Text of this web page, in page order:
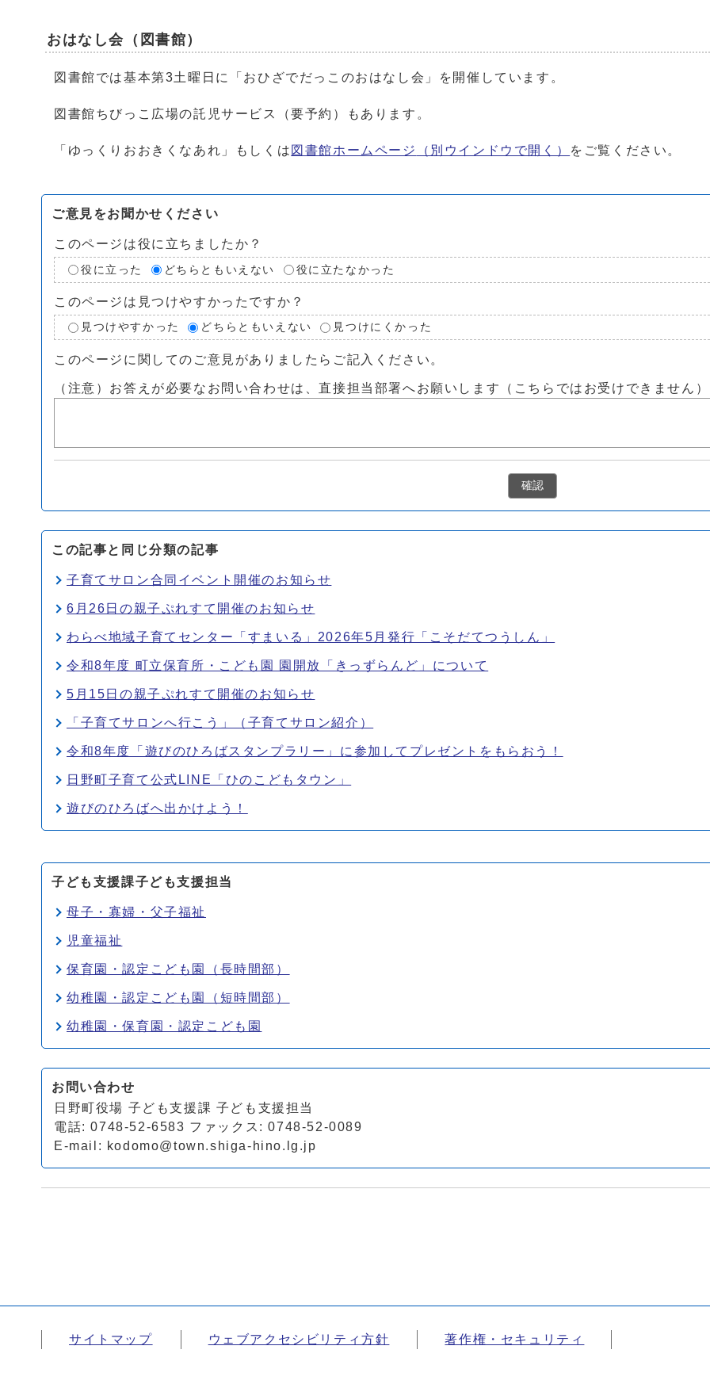
おはなし会（図書館）
図書館では基本第3土曜日に「おひざでだっこのおはなし会」を開催しています。
図書館ちびっこ広場の託児サービス（要予約）もあります。
「ゆっくりおおきくなあれ」もしくは 図書館ホームページ （別ウインドウで開く） をご覧ください。
ご意見をお聞かせください
このページは役に立ちましたか？
役に立った どちらともいえない 役に立たなかった
このページは見つけやすかったですか？
見つけやすかった どちらともいえない 見つけにくかった
このページに関してのご意見がありましたらご記入ください。
（注意）お答えが必要なお問い合わせは、直接担当部署へお願いします（こちらではお受けできません
確認
この記事と同じ分類の記事
子育てサロン合同イベント開催のお知らせ
6月26日の親子ぷれすて開催のお知らせ
わらべ地域子育てセンター「すまいる」2026年5月発行「こそだてつうしん」
令和8年度 町立保育所・こども園 園開放「きっずらんど」について
5月15日の親子ぷれすて開催のお知らせ
「子育てサロンへ行こう」（子育てサロン紹介）
令和8年度「遊びのひろばスタンプラリー」に参加してプレゼントをもらおう！
日野町子育て公式LINE「ひのこどもタウン」
遊びのひろばへ出かけよう！
子ども支援課子ども支援担当
母子・寡婦・父子福祉
児童福祉
保育園・認定こども園（長時間部）
幼稚園・認定こども園（短時間部）
幼稚園・保育園・認定こども園
お問い合わせ
日野町役場 子ども支援課 子ども支援担当
電話: 0748-52-6583 ファックス: 0748-52-0089
E-mail: kodomo@town.shiga-hino.lg.jp
サイトマップ ウェブアクセシビリティ方針 著作権・セキュリティ